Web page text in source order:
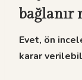
bağlanır
Evet, ön
karar